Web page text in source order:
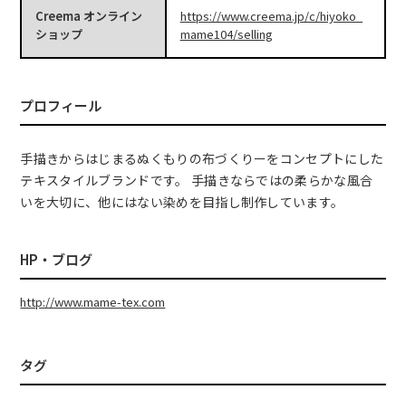
Creema オンライン
ショップ
https://www.creema.jp/c/hiyoko_
mame104/selling
プロフィール
手描きからはじまるぬくもりの布づくりーをコンセプトにした
テキスタイルブランドです。 手描きならではの柔らかな風合
いを大切に、他にはない染めを目指し制作しています。
HP・ブログ
http://www.mame-tex.com
タグ